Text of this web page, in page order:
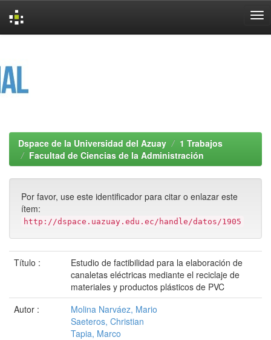
Dspace de la Universidad del Azuay
1 Trabajos
Facultad de Ciencias de la Administración
Por favor, use este identificador para citar o enlazar este
ítem:
http://dspace.uazuay.edu.ec/handle/datos/1905
Título :
Estudio de factibilidad para la elaboración de
canaletas eléctricas mediante el reciclaje de
materiales y productos plásticos de PVC
Autor :
Molina Narváez, Mario
Saeteros, Christian
Tapia, Marco